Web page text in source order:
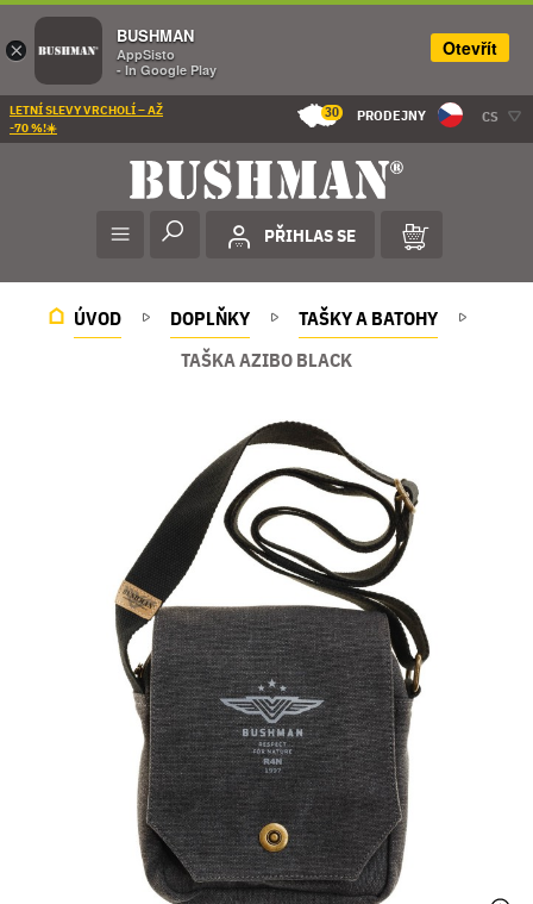
LETNÍ SLEVY VRCHOLÍ – AŽ
-70 %!☀️
30 PRODEJNY CS
PŘIHLAS SE
ÚVOD DOPLŇKY
TAŠKY A BATOHY
TAŠKA AZIBO BLACK
×
BUSHMAN
AppSisto
- In Google Play
Otevřít